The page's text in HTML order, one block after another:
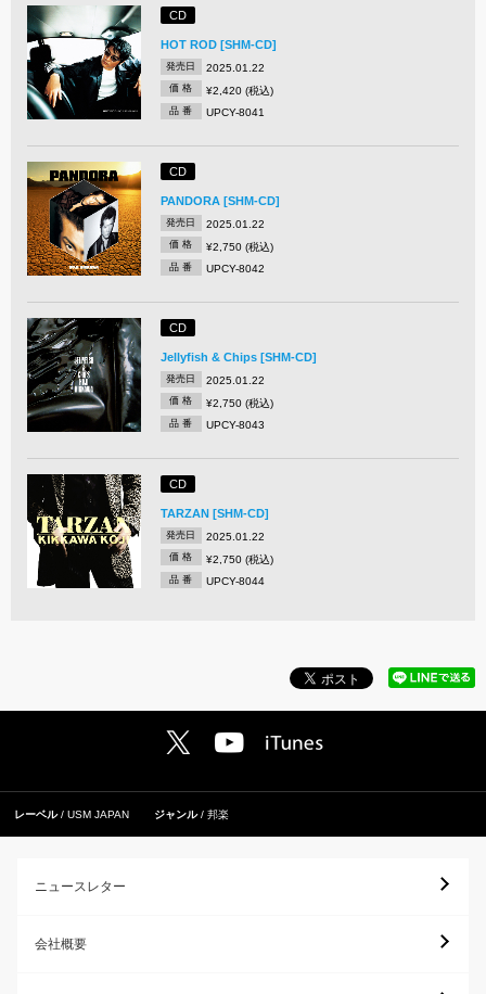
CD
HOT ROD [SHM-CD]
発売日 2025.01.22
価 格 ¥2,420 (税込)
品 番 UPCY-8041
CD
PANDORA [SHM-CD]
発売日 2025.01.22
価 格 ¥2,750 (税込)
品 番 UPCY-8042
CD
Jellyfish & Chips [SHM-CD]
発売日 2025.01.22
価 格 ¥2,750 (税込)
品 番 UPCY-8043
CD
TARZAN [SHM-CD]
発売日 2025.01.22
価 格 ¥2,750 (税込)
品 番 UPCY-8044
レーベル USM JAPAN ジャンル 邦楽
ニュースレター
会社概要